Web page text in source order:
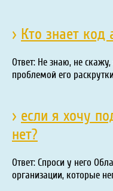
› Кто знает код
Ответ: Не знаю, не
проблемой его
› если я хочу
нет?
Ответ: Спроси у него
организации, которые